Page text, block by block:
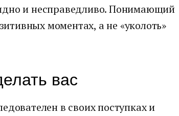
и несправедливо. Понимающий
моментах, а не «уколоть»
вас
в своих поступках и